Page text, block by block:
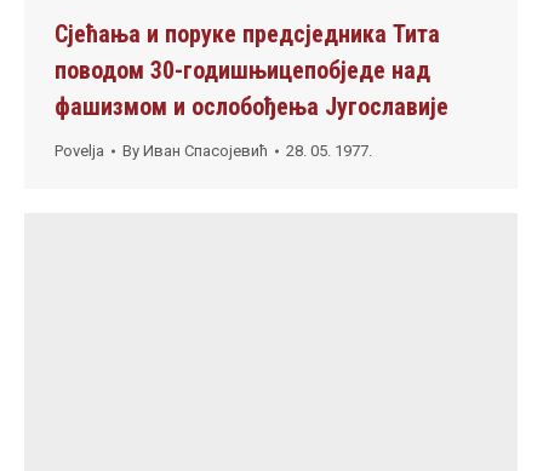
Сјећања и поруке предсједника Тита
поводом 30-годишњицепобједе над
фашизмом и ослобођења Југославије
Povelja By Иван Спасојевић 28. 05. 1977.